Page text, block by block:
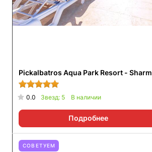
Pickalbatros Aqua Park Resort -
0.0 Звезд: 5 В наличии
Подробнее
СОВЕТУЕМ